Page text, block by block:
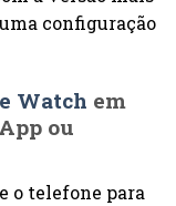
configuração
Watch em
ou
e o telefone para